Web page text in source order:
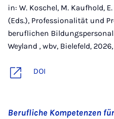
in: W. Koschel, M. Kaufhold,
(Eds.), Professionalität und
beruflichen
Weyland , wbv, Bielefeld, 2026,
DOI
Berufliche Kompetenzen